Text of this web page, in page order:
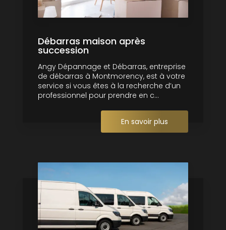
Débarras maison après
succession
Angy Dépannage et Débarras, entreprise
de débarras à Montmorency, est à votre
service si vous êtes à la recherche d’un
professionnel pour prendre en c...
En savoir plus